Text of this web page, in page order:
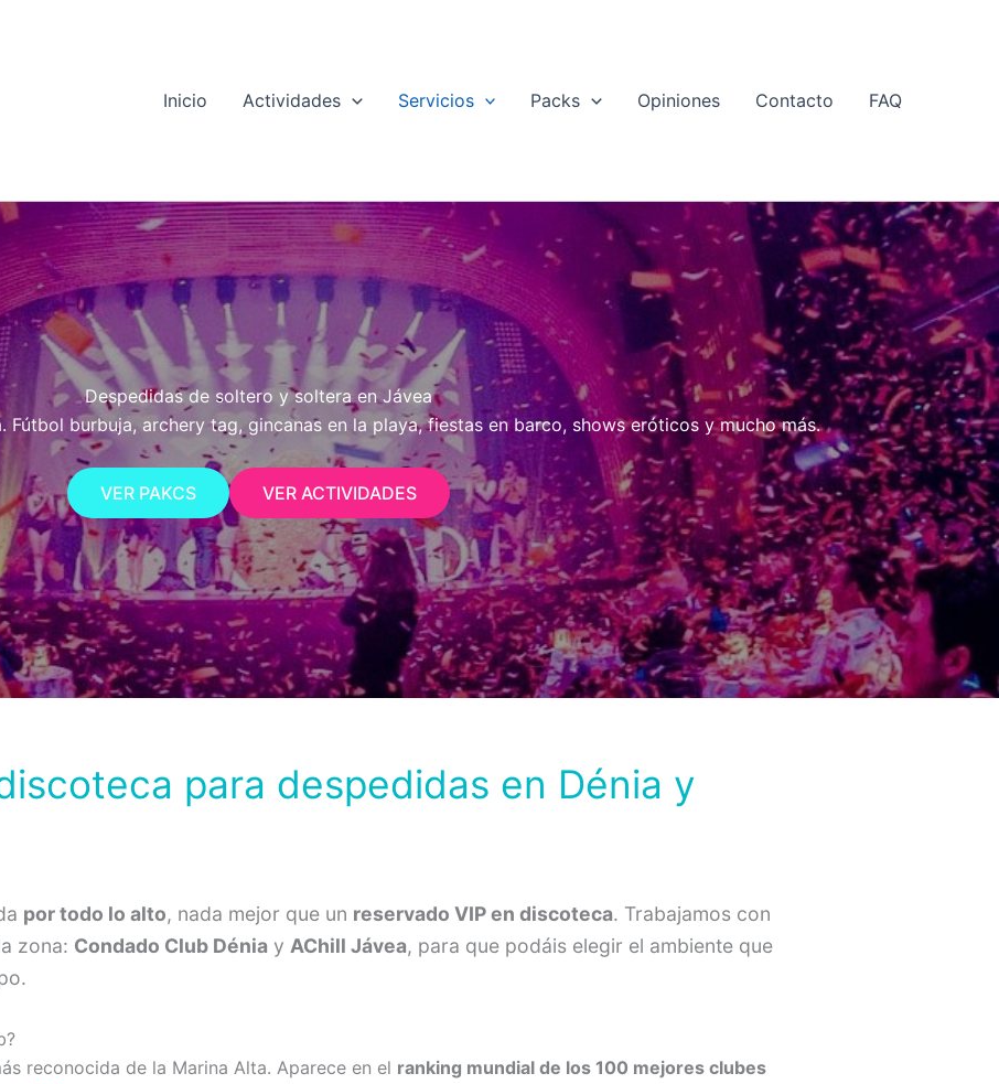
Inicio
Actividades Servicios Packs Opiniones Contacto FAQ
Despedidas de soltero y soltera en Jávea
burbuja, archery tag, gincanas en la playa, fiestas en barco, shows eróticos y mucho más.
VER PAKCS VER ACTIVIDADES
para despedidas en Dénia y
por todo lo alto, nada mejor que un reservado VIP en discoteca. Trabajamos con
zona: Condado Club Dénia y AChill Jávea, para que podáis elegir el ambiente que
reconocida de la Marina Alta. Aparece en el ranking mundial de los 100 mejores clubes